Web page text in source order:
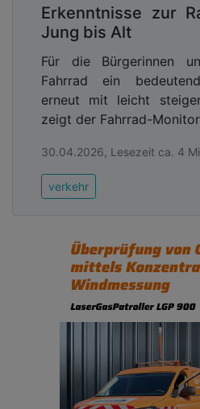
Erkenntnisse zur
Jung bis Alt
Für die Bürgerinnen
Fahrrad ein
erneut mit leicht
zeigt der Fahrrad-
30.04.2026, Lesezeit ca. 4
verkehr